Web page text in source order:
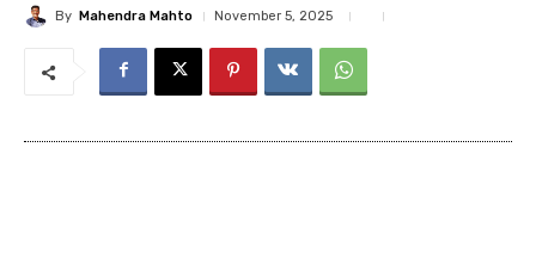
By Mahendra Mahto November 5, 2025